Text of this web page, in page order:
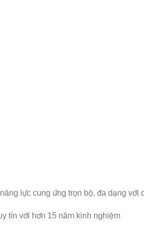
lực cung ứng trọn bộ, đa dạng
tín với hơn 15 năm kinh nghiệm